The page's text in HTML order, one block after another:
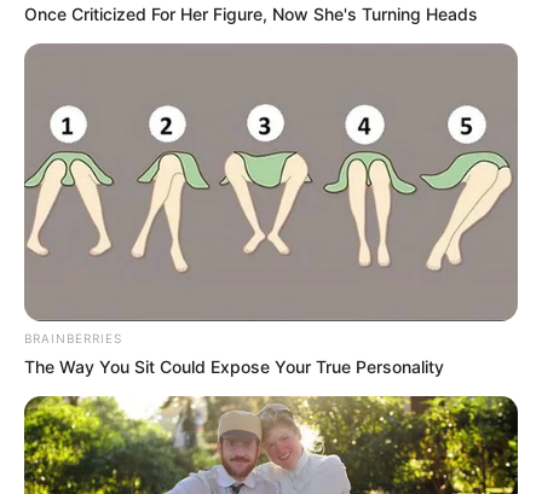
YOUTUBE ΕΓΓΡΑΦΕΊΤΕ
Once Criticized For Her Figure, Now She's Turning Heads
BRAINBERRIES
The Way You Sit Could Expose Your True Personality